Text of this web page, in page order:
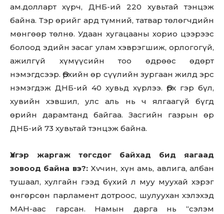
ам.долларт хүрч, ДНБ-ий 220 хувьтай тэнцэж
байна. Тэр өрийг ард түмний, татвар төлөгчдийн
мөнгөөр төлнө. Удаан хугацааны хорио цээрээс
болоод эдийн засаг улам хэврэгшиж, орлогогүй,
ажилгүй хүмүүсийн тоо өдрөөс өдөрт
нэмэгдсээр. Өрхийн өр сүүлийн зургаан жилд эрс
нэмэгдэж ДНБ-ий 40 хувьд хүрлээ. Өрх гэр бүл,
хувийн хэвшил, улс аль нь ч ялгаагүй бүгд
өрийн дарамтанд байгаа. Засгийн газрын өр
ДНБ-ий 73 хувьтай тэнцэж байна.
Үлгэр жаргаж төгсдөг байхад бид яагаад
зовоод байна вэ?:Xvчин, хүн амь, авлига, албан
тушаал, хулгайн гээд бүхий л муу муухай хэрэг
өнгөрсөн парламент дотроос, шулуухан хэлэхэд
МАН-аас гарсан. Намын дарга нь “сэлэм